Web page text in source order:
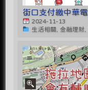
街口支付繳中華
2024-11-13
生活相關, 金融理財